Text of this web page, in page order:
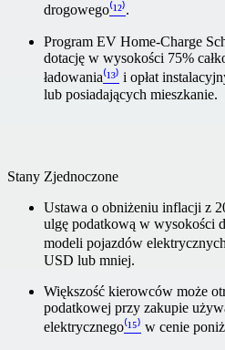
drogowego⁽¹²⁾.
Program EV Home-Charge
dotację w wysokości 75%
ładowania⁽¹³⁾ i opłat
lub posiadających mieszkanie.
Stany Zjednoczone
Ustawa o obniżeniu inflacji z
ulgę podatkową w wysokości
modeli pojazdów elektrycznych
USD lub mniej.
Większość kierowców może
podatkowej przy zakupie
elektrycznego⁽¹⁵⁾ w cenie